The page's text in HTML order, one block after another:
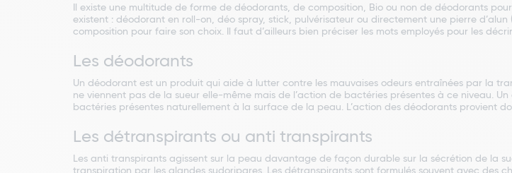
Il existe une multitude de forme de déodorants, de composition, Bio ou non de déodorants
existent : déodorant en roll-on, déo spray, stick, pulvérisateur ou directement une pierre
composition pour faire son choix. Il faut d’ailleurs bien préciser les mots employés pour les
Les déodorants
Un déodorant est un produit qui aide à lutter contre les mauvaises odeurs entraînées par la
ne viennent pas de la sueur elle-même mais de l’action de bactéries présentes à ce niveau.
bactéries présentes naturellement à la surface de la peau. L’action des déodorants provient
Les détranspirants ou anti transpirants
Les anti transpirants agissent sur la peau davantage de façon durable sur la sécrétion de la
transpiration par les glandes sudoripares. Les détranspirants sont formulés souvent avec des